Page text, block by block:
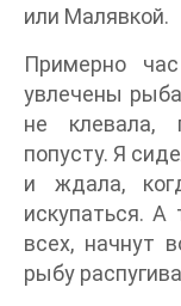
или Малявкой.
Примерно
увлечены
не клевала,
попусту. Я
и ждала,
искупаться. А
всех, начнут
рыбу